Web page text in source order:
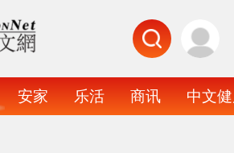
安家 乐活 商讯 中文